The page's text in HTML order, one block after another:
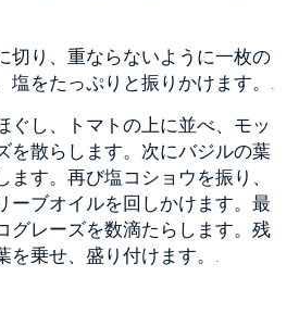
切り、重ならないように一枚の
塩をたっぷりと振りかけます。.
ぐし、トマトの上に並べ、モッ
を散らします。次にバジルの葉
ます。再び塩コショウを振り、
ーブオイルを回しかけます。最
グレーズを数滴たらします。残
を乗せ、盛り付けます。.